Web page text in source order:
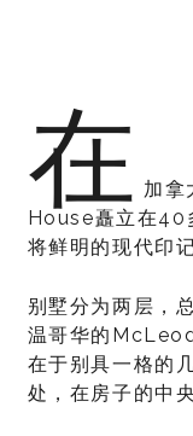
在
加
House矗立在40
将鲜明的现代印
别墅分为两层，
温哥华的
在于别具一格的
处，在房子的中